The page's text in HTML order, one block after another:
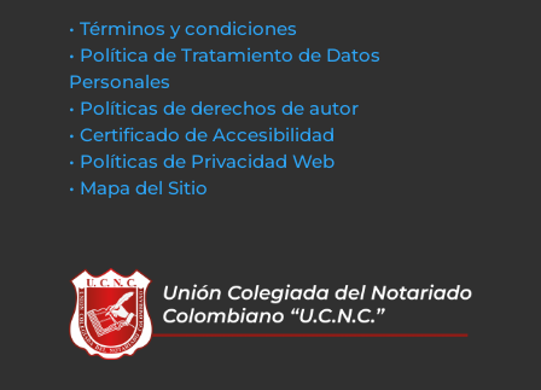
• Términos y condiciones
• Política de Tratamiento de Datos
Personales
• Políticas de derechos de autor
• Certificado de Accesibilidad
• Políticas de Privacidad Web
• Mapa del Sitio